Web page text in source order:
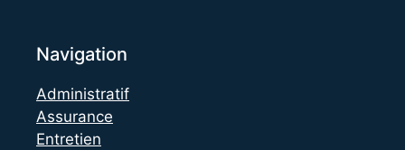
Navigation
Administratif
Assurance
Entretien